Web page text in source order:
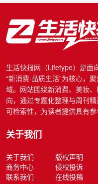
生活快报网（Lifetype）是面
“新消费·品质生活”为核心，
域。网站围绕新消费、美妆
向，通过专题化整理与周刊
可检索性，为读者提供具有参
关于我们
关于我们
版权声明
商务中心
侵权投诉
联系我们
在线投稿